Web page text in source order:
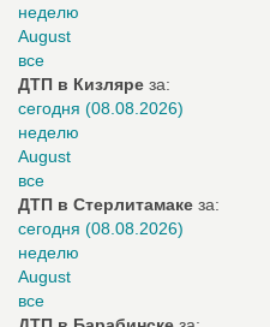
неделю
August
все
ДТП в Кизляре за:
сегодня (08.08.2026)
неделю
August
все
ДТП в Стерлитамаке за:
сегодня (08.08.2026)
неделю
August
все